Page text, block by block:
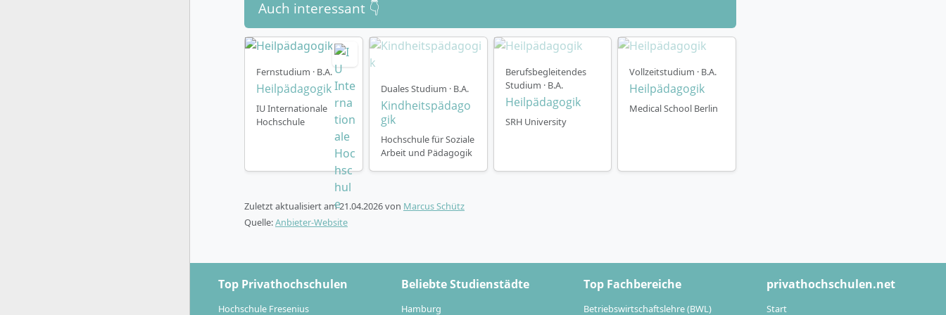
6 Semester Regelstudienzeit im Präsenzstudium
Lehrveranstaltungen, Seminare und künstlerische Praxisphasen
Integrierte Praktika und Exkursionen
Individuelle Studienplanung für mehr Flexibilität
Studienstart zum Herbstsemester (September)
Welche Karrierewege eröffnen sich nach dem Abschluss?
Mit dem Bachelorabschluss in Heilpädagogik bist du für vielfältige Aufgaben in
qualifiziert. Absolventinnen und Absolventen übernehmen Fach- und
Leitungsfunktionen in Einrichtungen der Behinderten- und Jugendhilfe, arbeiten in
Auch interessant 👇
Fernstudium · B.A.
Heilpädagogik
IU Internationale
Hochschule
Duales Studium · B.A.
Kindheitspädago
gik
Hochschule für Soziale
Arbeit und Pädagogik
Berufsbegleitendes
Studium · B.A.
Heilpädagogik
SRH University
Vollzeitstudium · B.A.
Heilpädagogik
Medical School Berlin
Zuletzt aktualisiert am21.04.2026von Marcus Schütz
Quelle:Anbieter-Website
Top Privathochschulen
Hochschule Fresenius
Beliebte Studienstädte
Hamburg
Top Fachbereiche
Betriebswirtschaftslehre (BWL)
privathochschulen.net
Start